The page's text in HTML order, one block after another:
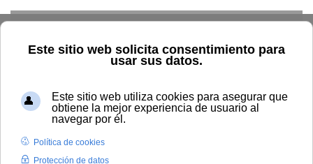
TIC G. Económica RRHH Audiovisuales Comunicación
Control Interno